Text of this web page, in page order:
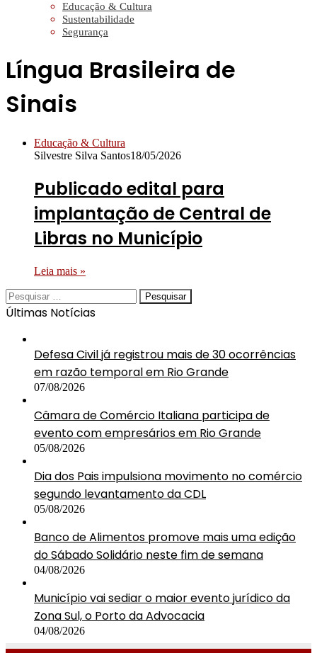
Educação & Cultura
Sustentabilidade
Segurança
Língua Brasileira de
Sinais
Educação & Cultura
Silvestre Silva Santos18/05/2026
Publicado edital para
implantação de Central de
Libras no Município
Leia mais »
Pesquisar
por:
Últimas Notícias
Defesa Civil já registrou mais de 30 ocorrências
em razão temporal em Rio Grande
07/08/2026
Câmara de Comércio Italiana participa de
evento com empresários em Rio Grande
05/08/2026
Dia dos Pais impulsiona movimento no comércio
segundo levantamento da CDL
05/08/2026
Banco de Alimentos promove mais uma edição
do Sábado Solidário neste fim de semana
04/08/2026
Município vai sediar o maior evento jurídico da
Zona Sul, o Porto da Advocacia
04/08/2026